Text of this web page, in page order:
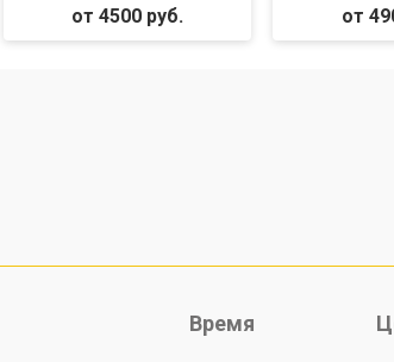
от 4500 руб. от
Время